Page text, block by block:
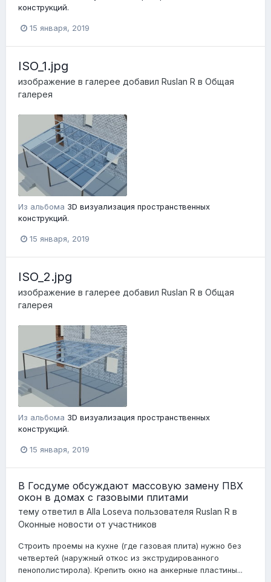
конструкций.
15 января, 2019
ISO_1.jpg
изображение в галерее добавил Ruslan R в Общая
галерея
Из альбома 3D визуализация пространственных
конструкций.
15 января, 2019
ISO_2.jpg
изображение в галерее добавил Ruslan R в Общая
галерея
Из альбома 3D визуализация пространственных
конструкций.
15 января, 2019
В Госдуме обсуждают массовую замену ПВХ
окон в домах с газовыми плитами
тему ответил в Alla Loseva пользователя Ruslan R в
Оконные новости от участников
Строить проемы на кухне (где газовая плита) нужно без
четвертей (наружный откос из экструдированного
пенополистирола). Крепить окно на анкерные пластины...